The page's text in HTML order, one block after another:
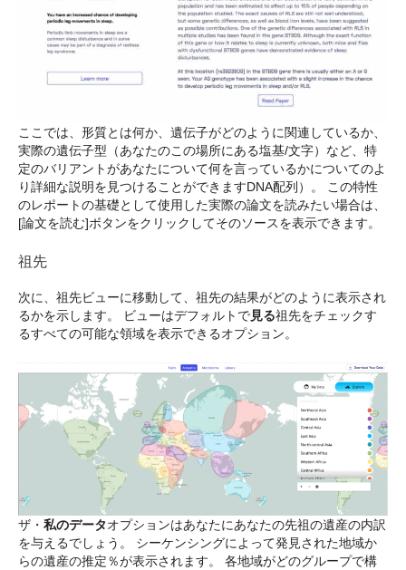
ここでは、形質とは何か、遺伝子がどのように関連しているか、
実際の遺伝子型（あなたのこの場所にある塩基/文字）など、特
定のバリアントがあなたについて何を言っているかについてのよ
り詳細な説明を見つけることができますDNA配列）。 この特性
のレポートの基礎として使用した実際の論文を読みたい場合は、
[論文を読む]ボタンをクリックしてそのソースを表示できます。
祖先
次に、祖先ビューに移動して、祖先の結果がどのように表示され
るかを示します。 ビューはデフォルトで見る祖先をチェックす
るすべての可能な領域を表示できるオプション。
ザ・ 私のデータオプションはあなたにあなたの先祖の遺産の内訳
を与えるでしょう。 シーケンシングによって発見された地域か
らの遺産の推定％が表示されます。 各地域がどのグループで構